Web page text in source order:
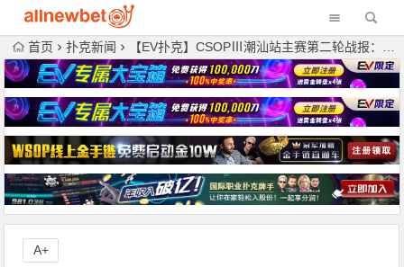
首页 扑克新闻 【EV扑克】CSOPⅢ潮汕站主赛第二轮战报：熊文鑫200万记分牌领跑，战队积分赛白热化
A+